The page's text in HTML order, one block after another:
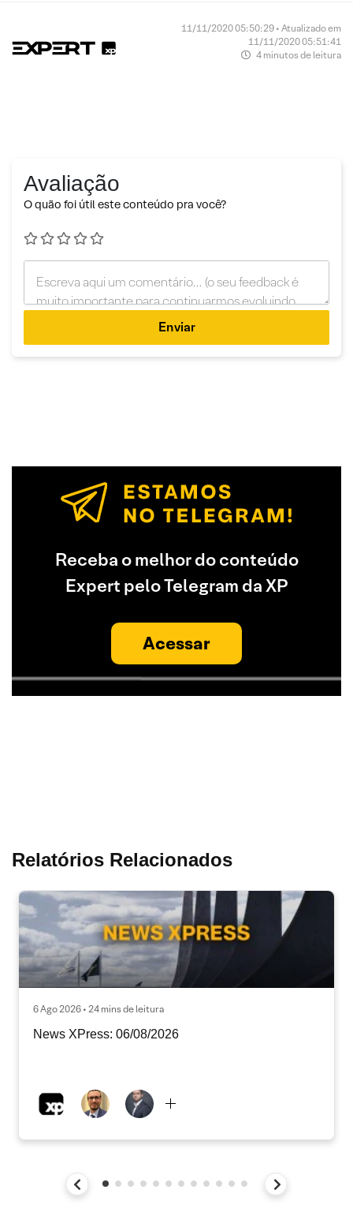
11/11/2020 05:50:29 • Atualizado em
11/11/2020 05:51:41
4 minutos de leitura
Avaliação
O quão foi útil este conteúdo pra você?
Enviar
Receba o melhor do conteúdo
Expert pelo Telegram da XP
Acessar
Relatórios Relacionados
6 Ago 2026 • 24 mins de leitura
News XPress: 06/08/2026